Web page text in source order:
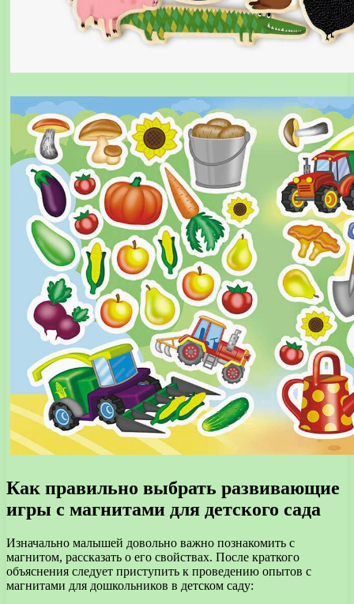
Как правильно выбрать развивающие
игры с магнитами для детского сада
Изначально малышей довольно важно познакомить с
магнитом, рассказать о его свойствах. После краткого
объяснения следует приступить к проведению опытов с
магнитами для дошкольников в детском саду: